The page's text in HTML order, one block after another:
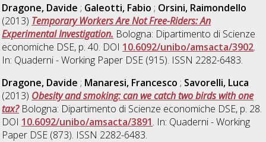
Dragone, Davide ; Galeotti, Fabio ; Orsini, Raimondello
(2013) Temporary Workers Are Not Free-Riders: An
Experimental Investigation. Bologna: Dipartimento di Scienze
economiche DSE, p. 40. DOI 10.6092/unibo/amsacta/3902.
In: Quaderni - Working Paper DSE (915). ISSN 2282-6483.
Dragone, Davide ; Manaresi, Francesco ; Savorelli, Luca
(2013) Obesity and smoking: can we catch two birds with one
tax?Bologna: Dipartimento di Scienze economiche DSE, p. 28.
DOI 10.6092/unibo/amsacta/3891. In: Quaderni - Working
Paper DSE (873). ISSN 2282-6483.